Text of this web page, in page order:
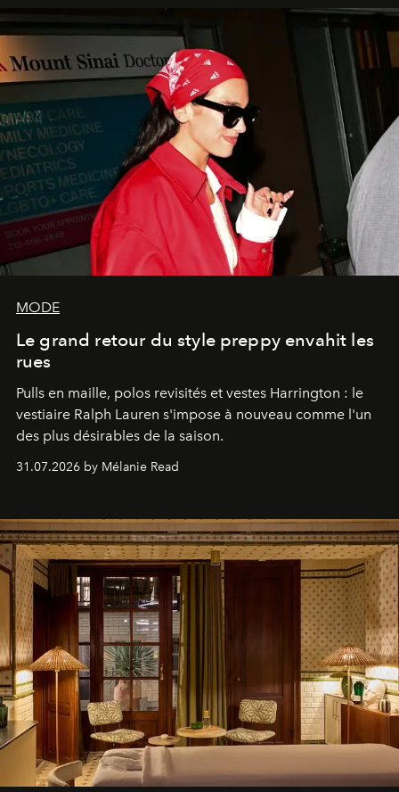
MODE
Le grand retour du style preppy envahit les
rues
Pulls en maille, polos revisités et vestes Harrington : le
vestiaire Ralph Lauren s'impose à nouveau comme l'un
des plus désirables de la saison.
31.07.2026 by Mélanie Read